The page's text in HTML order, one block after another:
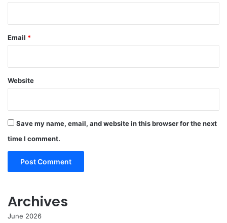
Email *
Website
Save my name, email, and website in this browser for the next
time I comment.
Archives
June 2026